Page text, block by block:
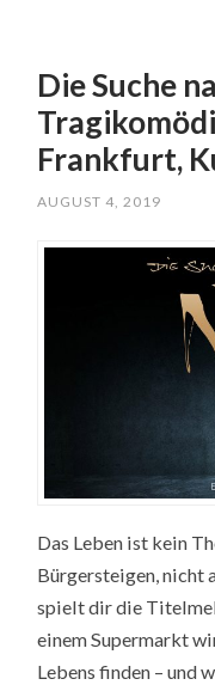
Die Suche
Frankfurt,
AUGUST 4, 2019
Das Leben ist kein
Bürgersteigen, nicht
spielt dir die
einem Supermarkt
Lebens finden – und